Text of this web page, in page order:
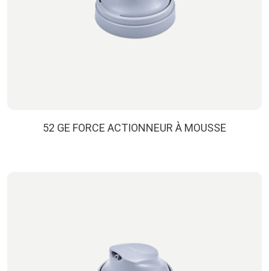
52 GE FORCE ACTIONNEUR À MOUSSE